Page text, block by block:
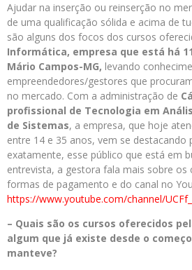
Ajudar na inserção ou reinserção no
de uma qualificação sólida e acima de
são alguns dos focos dos cursos
Informática, empresa que está há
Mário Campos-MG, levando
empreendedores/gestores que
no mercado. Com a administração de
profissional de Tecnologia em
de Sistemas, a empresa, que hoje
entre 14 e 35 anos, vem se destacando
exatamente, esse público que está em
entrevista, a gestora fala mais sobre os
formas de pagamento e do canal no
https://www.youtube.com/channel/
– Quais são os cursos oferecidos
algum que já existe desde o
manteve?